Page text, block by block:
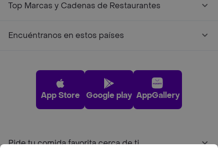
Top Marcas y Cadenas de Restaurantes
Encuéntranos en estos países
App Store Google play AppGallery
Pide tu comida favorita cerca de ti